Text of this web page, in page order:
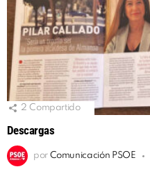
2 Compartido
Descargas
por Comunicación PSOE